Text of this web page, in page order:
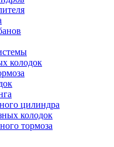
колодок
цилиндра
колодок
тормоза